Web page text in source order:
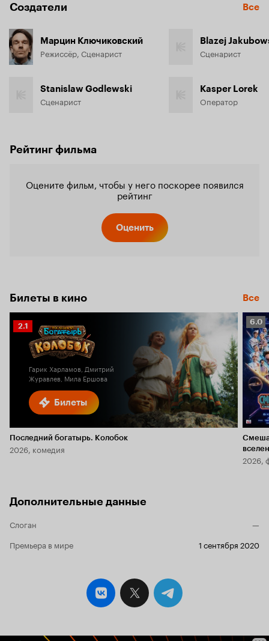
Создатели Все
Марцин Ключиковский
Режиссёр, Сценарист
Stanislaw Godlewski
Сценарист
Blazej
Сценарист
Kasper Lorek
Оператор
Рейтинг фильма
Оцените фильм, чтобы у него поскорее появился
рейтинг
Оценить
Билеты в кино Все
Билеты
Рейтинг
Кинопоиска
2.1
Гарик Харламов, Дмитрий
Журавлев, Мила Ершова
Последний богатырь. Колобок
2026, комедия
6.0
6.0
2026,
Дополнительные данные
Слоган
—
Премьера в мире
1 сентября 2020